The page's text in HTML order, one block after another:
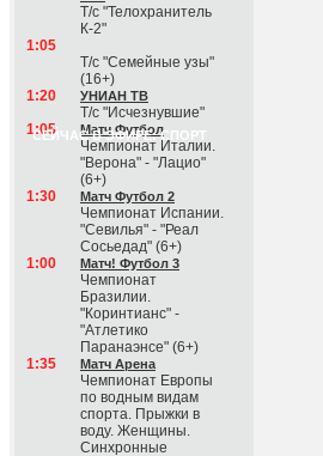
Т/с "Телохранитель
К-2"
1:05
Т/с "Семейные узы"
(16+)
1:20
УНИАН ТВ
Т/с "Исчезнувшие"
СЕЙЧАС В ЭФИРЕ: СПОРТ
1:05 Матч Футбол
Чемпионат Италии.
"Верона" - "Лацио"
(6+)
1:30
Матч Футбол 2
Чемпионат Испании.
"Севилья" - "Реал
Сосьедад" (6+)
1:00
Матч! Футбол 3
Чемпионат
Бразилии.
"Коринтианс" -
"Атлетико
Паранаэнсе" (6+)
1:35
Матч Арена
Чемпионат Европы
по водным видам
спорта. Прыжки в
воду. Женщины.
Синхронные